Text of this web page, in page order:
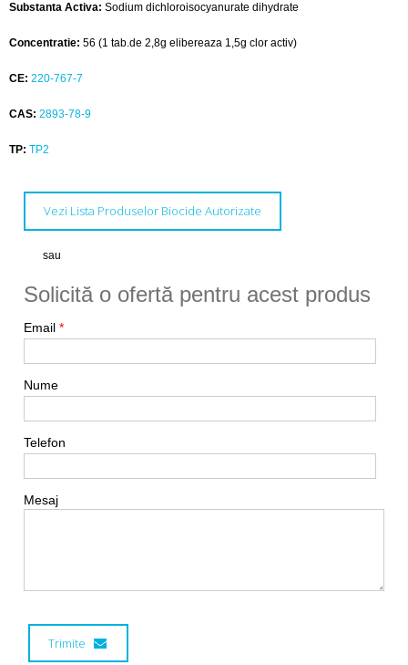
Substanta Activa: Sodium dichloroisocyanurate dihydrate
Concentratie: 56 (1 tab.de 2,8g elibereaza 1,5g clor activ)
CE: 220-767-7
CAS: 2893-78-9
TP: TP2
Vezi Lista Produselor Biocide Autorizate
sau
Solicită o ofertă pentru acest produs
Email *
Nume
Telefon
Mesaj